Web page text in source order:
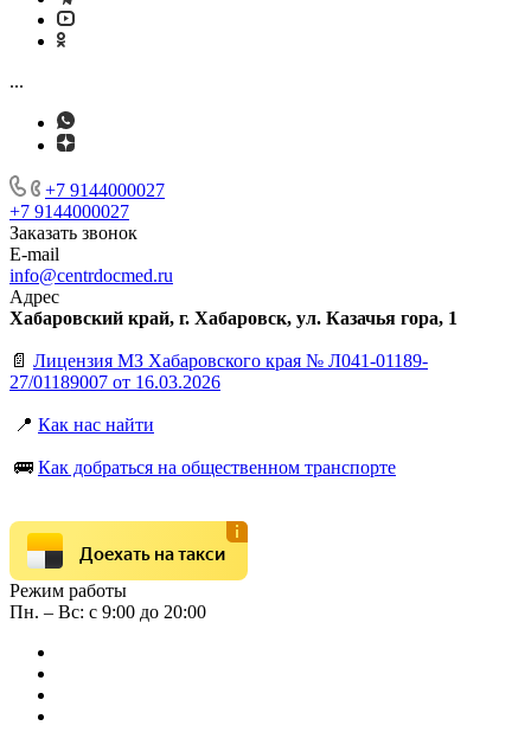
...
+7 9144000027
+7 9144000027
Заказать звонок
E-mail
info@centrdocmed.ru
Адрес
Хабаровский край, г. Хабаровск, ул. Казачья гора, 1
📄 Лицензия МЗ Хабаровского края № Л041-01189-
27/01189007 от 16.03.2026
📍 Как нас найти
🚌 Как добраться на общественном транспорте
Доехать на такси
Режим работы
Пн. – Вс: с 9:00 до 20:00